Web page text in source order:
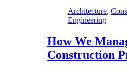
Architecture,
Engineering
How We
Construction